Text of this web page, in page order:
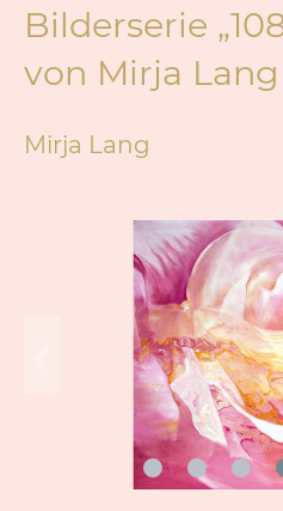
Bilderserie
von Mirja Lang
Mirja Lang